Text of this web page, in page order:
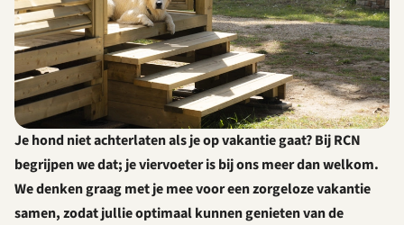
Je hond niet achterlaten als je op vakantie gaat? Bij RCN
begrijpen we dat; je viervoeter is bij ons meer dan welkom.
We denken graag met je mee voor een zorgeloze vakantie
samen, zodat jullie optimaal kunnen genieten van de